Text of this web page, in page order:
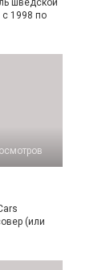
шведской
с 1998 по
(или